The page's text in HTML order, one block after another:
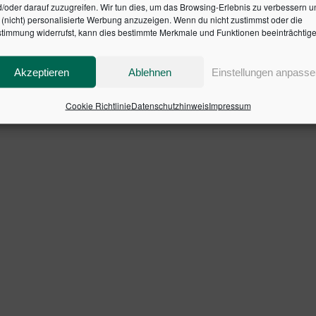
oder darauf zuzugreifen. Wir tun dies, um das Browsing-Erlebnis zu verbessern
personalisierte Werbung anzuzeigen. Wenn du nicht zustimmst oder die
widerrufst, kann dies bestimmte Merkmale und Funktionen
Akzeptieren Ablehnen Einstellungen
Cookie RichtlinieDatenschutzhinweisImpressum
Fokus, geben einen umfassenden Überblick über die
zu können. Die Darstellung wird unterstützt
wirksam umzusetzen.
9783791033990